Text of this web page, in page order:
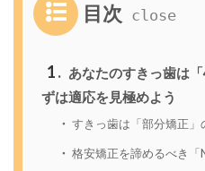
目次
1
あなたのすきっ歯は
ずは適応を見極めよう
すきっ歯は「部分矯正」
格安矯正を諦めるべき「